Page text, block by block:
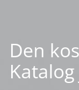
Den